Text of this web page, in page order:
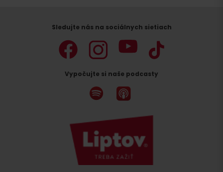
Sledujte nás na sociálnych sietiach
Vypočujte si naše podcasty